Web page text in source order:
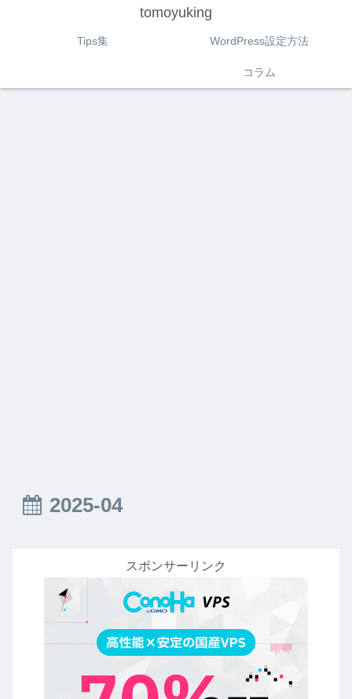
tomoyuking
Tips集 WordPress設定方法
コラム
2025-04
スポンサーリンク